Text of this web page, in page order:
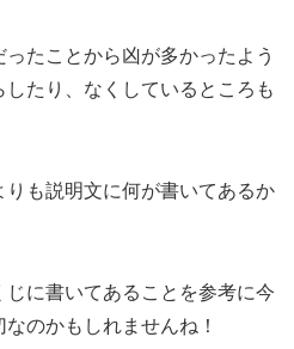
たことから凶が多かったよう
たり、なくしているところも
も説明文に何が書いてあるか
に書いてあることを参考に今
のかもしれませんね！